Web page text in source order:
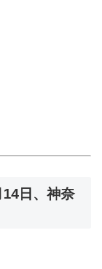
日、神奈